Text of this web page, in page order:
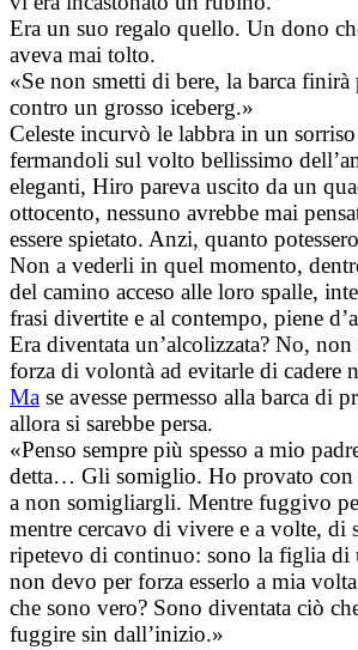
Era un suo regalo quello. Un dono
aveva mai tolto.
«Se non smetti di bere, la barca finirà
contro un grosso iceberg.»
Celeste incurvò le labbra in un
fermandoli sul volto bellissimo
eleganti, Hiro pareva uscito da un
ottocento, nessuno avrebbe mai
essere spietato. Anzi, quanto
Non a vederli in quel momento,
del camino acceso alle loro spalle,
frasi divertite e al contempo, piene
Era diventata un’alcolizzata? No, non
forza di volontà ad evitarle di cadere
Ma se avesse permesso alla barca di
allora si sarebbe persa.
«Penso sempre più spesso a mio
detta… Gli somiglio. Ho provato con
a non somigliargli. Mentre fuggivo
mentre cercavo di vivere e a volte, di
ripetevo di continuo: sono la figlia di
non devo per forza esserlo a mia
che sono vero? Sono diventata ciò
fuggire sin dall’inizio.»